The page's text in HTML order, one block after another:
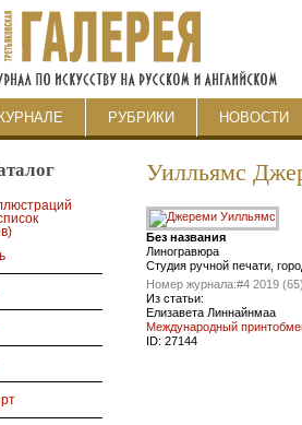
РУБРИКИ НОВОСТИ
Уилльямс
Без названия
Линогравюра
Студия ручной печати,
Номер журнала:#4 2019 (65)
Из статьи:
Елизавета Линнайнмаа
Международный
ID: 27144